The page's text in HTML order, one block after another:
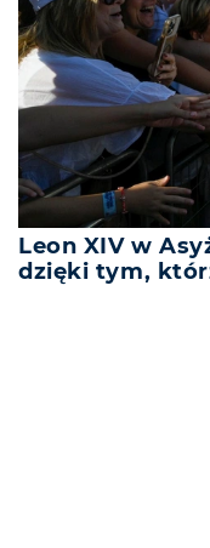
Leon XIV w
dzięki tym,